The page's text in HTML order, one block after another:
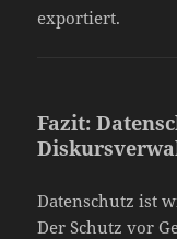
exportiert.
Fazit:
Datenschutz ist
Der Schutz vor